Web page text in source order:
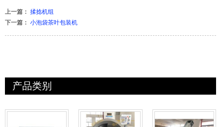
上一篇： 揉捻机组
下一篇： 小泡袋茶叶包装机
产品类别